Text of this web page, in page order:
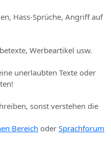
Hass-Sprüche, Angriff auf
Werbeartikel usw.
unerlaubten Texte oder
sonst verstehen die
Bereich oder Sprachforum